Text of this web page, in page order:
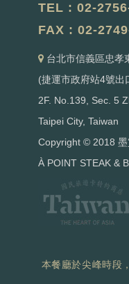
TEL : 02-
FAX : 02-
台北市信義區忠孝
(捷運市政府站4號出
2F. No.139, Sec. 5
Taipei City, Taiwan
Copyright © 2018
À POINT STEAK &
本餐廳於尖峰時段，